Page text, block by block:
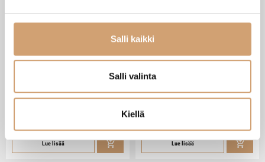
Salli kaikki
Salli valinta
Kiellä
Heti saatavilla verkkokaupasta
Lue lisää
Ibili Sushisetti
Heti saatavilla verkkokaupasta
29,90
Lue lisää